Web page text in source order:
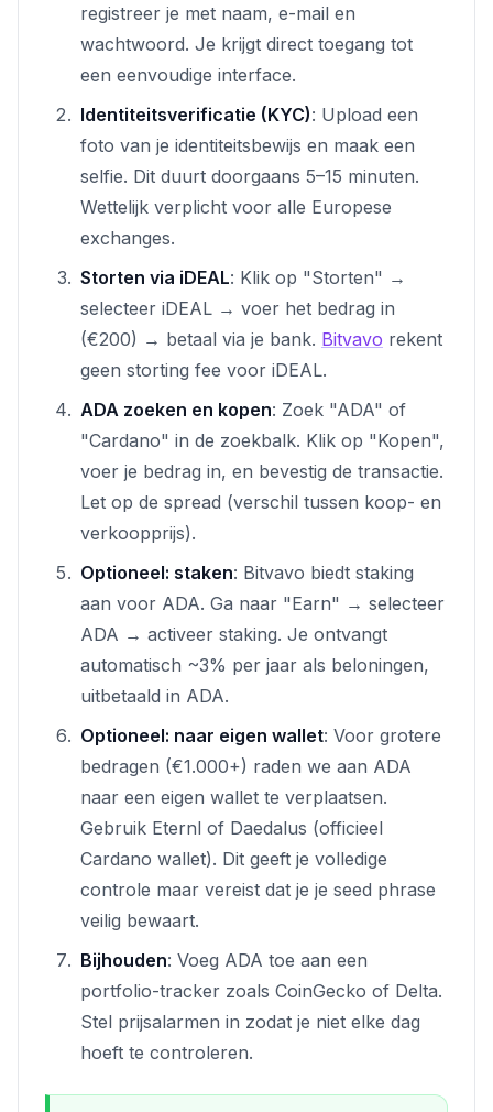
registreer je met naam, e-mail en
wachtwoord. Je krijgt direct toegang tot
een eenvoudige interface.
Identiteitsverificatie (KYC): Upload een
foto van je identiteitsbewijs en maak een
selfie. Dit duurt doorgaans 5–15 minuten.
Wettelijk verplicht voor alle Europese
exchanges.
Storten via iDEAL: Klik op "Storten" →
selecteer iDEAL → voer het bedrag in
(€200) → betaal via je bank. Bitvavo rekent
geen storting fee voor iDEAL.
ADA zoeken en kopen: Zoek "ADA" of
"Cardano" in de zoekbalk. Klik op "Kopen",
voer je bedrag in, en bevestig de transactie.
Let op de spread (verschil tussen koop- en
verkoopprijs).
Optioneel: staken: Bitvavo biedt staking
aan voor ADA. Ga naar "Earn" → selecteer
ADA → activeer staking. Je ontvangt
automatisch ~3% per jaar als beloningen,
uitbetaald in ADA.
Optioneel: naar eigen wallet: Voor grotere
bedragen (€1.000+) raden we aan ADA
naar een eigen wallet te verplaatsen.
Gebruik Eternl of Daedalus (officieel
Cardano wallet). Dit geeft je volledige
controle maar vereist dat je je seed phrase
veilig bewaart.
Bijhouden: Voeg ADA toe aan een
portfolio-tracker zoals CoinGecko of Delta.
Stel prijsalarmen in zodat je niet elke dag
hoeft te controleren.